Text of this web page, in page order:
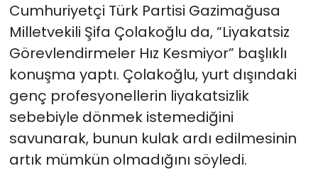
Cumhuriyetçi Türk Partisi Gazimağusa
Milletvekili Şifa Çolakoğlu da, “Liyakatsiz
Görevlendirmeler Hız Kesmiyor” başlıklı
konuşma yaptı. Çolakoğlu, yurt dışındaki
genç profesyonellerin liyakatsizlik
sebebiyle dönmek istemediğini
savunarak, bunun kulak ardı edilmesinin
artık mümkün olmadığını söyledi.